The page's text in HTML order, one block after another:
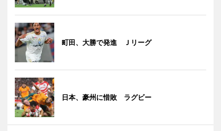
町田、大勝で発進 Ｊリーグ
日本、豪州に惜敗 ラグビー